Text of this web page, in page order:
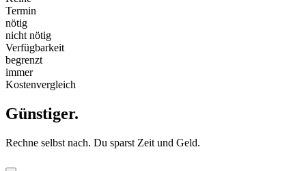
Termin
nötig
nicht nötig
Verfügbarkeit
begrenzt
immer
Kostenvergleich
Günstiger.
Rechne selbst nach. Du sparst Zeit und Geld.